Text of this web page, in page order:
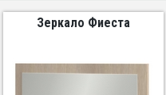
Зеркало Фиеста